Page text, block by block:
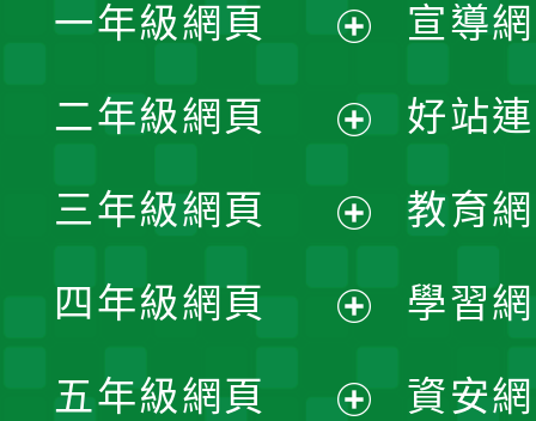
一年級網頁
開
選
單
二年級網頁
開
選
單
三年級網頁
開
選
四年級網頁
五年級網頁
宣導
好站
教育
學習
資安